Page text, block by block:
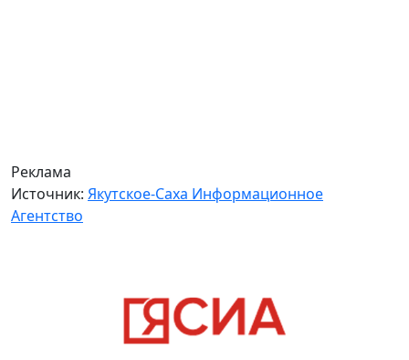
Реклама
Источник: Якутское-Саха Информационное
Агентство